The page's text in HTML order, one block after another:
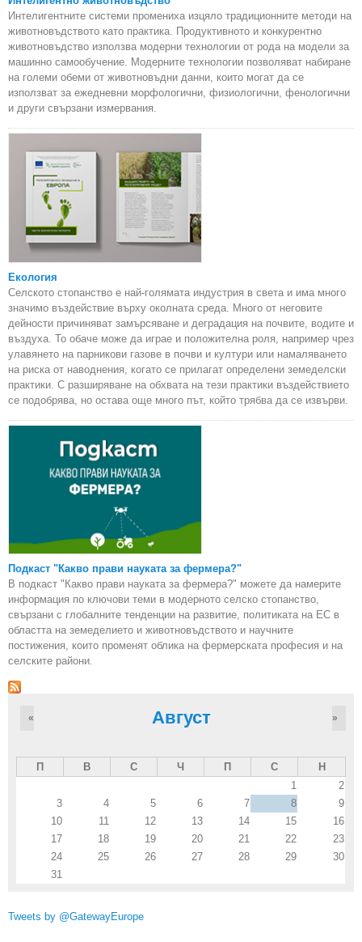
Интелигентните системи промениха изцяло традиционните методи на
животновъдството като практика. Продуктивното и конкурентно
животновъдство използва модерни технологии от рода на модели за
машинно самообучение. Модерните технологии позволяват набиране
на големи обеми от животновъдни данни, които могат да се
използват за ежедневни морфологични, физиологични, фенологични
и други свързани измервания.
Екология
Селското стопанство е най-голямата индустрия в света и има много
значимо въздействие върху околната среда. Много от неговите
дейности причиняват замърсяване и деградация на почвите, водите и
въздуха. То обаче може да играе и положителна роля, например чрез
улавянето на парникови газове в почви и култури или намаляването
на риска от наводнения, когато се прилагат определени земеделски
практики. С разширяване на обхвата на тези практики въздействието
се подобрява, но остава още много път, който трябва да се извърви.
Подкаст "Какво прави науката за фермера?"
В подкаст "Какво прави науката за фермера?" можете да намерите
информация по ключови теми в модерното селско стопанство,
свързани с глобалните тенденции на развитие, политиката на ЕС в
областта на земеделието и животновъдството и научните
постижения, които променят облика на фермерската професия и на
селските райони.
Август
« »
П В С Ч П С
Н
1
2
3
4 5 6 7 8
9
10
11 12 13 14 15
16
17
18 19 20 21 22
23
24
25 26 27 28 29
30
31
Tweets by @GatewayEurope